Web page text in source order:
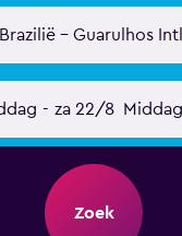
- Guarulhos
- za 22/8 Middag
Zoek